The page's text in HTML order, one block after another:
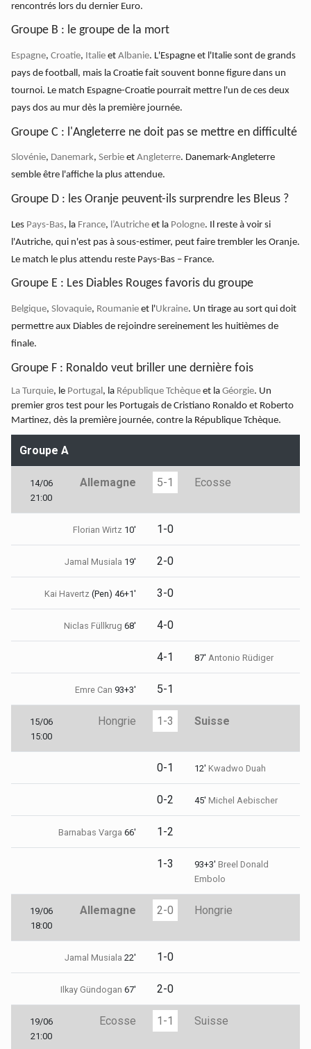
rencontrés lors du dernier Euro.
Groupe B : le groupe de la mort
Espagne, Croatie, Italie et Albanie. L'Espagne et l'Italie sont de grands
pays de football, mais la Croatie fait souvent bonne figure dans un
tournoi. Le match Espagne-Croatie pourrait mettre l'un de ces deux
pays dos au mur dès la première journée.
Groupe C : l'Angleterre ne doit pas se mettre en difficulté
Slovénie, Danemark, Serbie et Angleterre. Danemark-Angleterre
semble être l'affiche la plus attendue.
Groupe D : les Oranje peuvent-ils surprendre les Bleus ?
Les Pays-Bas, la France, l’Autriche et la Pologne. Il reste à voir si
l'Autriche, qui n'est pas à sous-estimer, peut faire trembler les Oranje.
Le match le plus attendu reste Pays-Bas – France.
Groupe E : Les Diables Rouges favoris du groupe
Belgique, Slovaquie, Roumanie et l'Ukraine. Un tirage au sort qui doit
permettre aux Diables de rejoindre sereinement les huitièmes de
finale.
Groupe F : Ronaldo veut briller une dernière fois
La Turquie, le Portugal, la République Tchèque et la Géorgie. Un
premier gros test pour les Portugais de Cristiano Ronaldo et Roberto
Martinez, dès la première journée, contre la République Tchèque.
Groupe A
14/06
21:00
Allemagne 5-1 Ecosse
Florian Wirtz 10' 1-0
Jamal Musiala 19' 2-0
Kai Havertz (Pen) 46+1' 3-0
Niclas Füllkrug 68' 4-0
4-1 87' Antonio Rüdiger
Emre Can 93+3' 5-1
15/06
15:00
Hongrie 1-3 Suisse
0-1 12' Kwadwo Duah
0-2 45' Michel Aebischer
Barnabas Varga 66' 1-2
1-3 93+3' Breel Donald
Embolo
19/06
18:00
Allemagne 2-0 Hongrie
Jamal Musiala 22' 1-0
Ilkay Gündogan 67' 2-0
19/06
21:00
Ecosse 1-1 Suisse